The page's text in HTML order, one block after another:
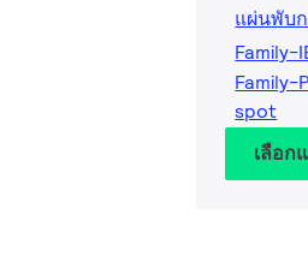
แผ่นพับ
Family-
Family-
spot
เลือก